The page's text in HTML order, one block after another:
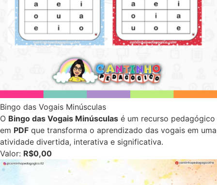
Bingo das Vogais Minúsculas
O Bingo das Vogais Minúsculas é um recurso pedagógico
em PDF que transforma o aprendizado das vogais em uma
atividade divertida, interativa e significativa.
Valor: R$0,00